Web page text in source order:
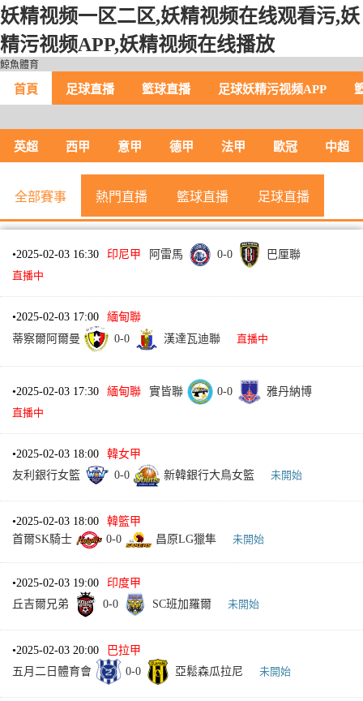
妖精视频一区二区,妖精视频在线观看污,妖
精污视频APP,妖精视频在线播放
鯨魚體育
首頁 足球直播 籃球直播 足球妖精污视频APP
英超 西甲 意甲 德甲 法甲 歐冠 中超
全部賽事 熱門直播 籃球直播 足球直播
•2025-02-03 16:30 印尼甲 阿雷馬 0-0
巴厘聯
直播中
•2025-02-03 17:00
緬甸聯
蒂察爾阿爾曼
0-0 漢達瓦迪聯 直播中
•2025-02-03 17:30 緬甸聯 實皆聯 0-0
雅丹納博
直播中
•2025-02-03 18:00
韓女甲
友利銀行女籃
0-0 新韓銀行大鳥女籃 未開始
•2025-02-03 18:00
韓籃甲
首爾SK騎士
0-0 昌原LG獵隼 未開始
•2025-02-03 19:00
印度甲
丘吉爾兄弟
0-0 SC班加羅爾 未開始
•2025-02-03 20:00
巴拉甲
五月二日體育會
0-0 亞鬆森瓜拉尼 未開始